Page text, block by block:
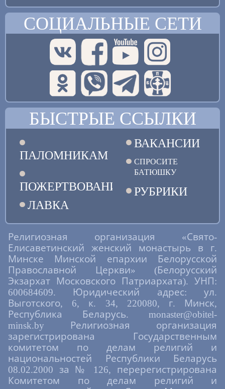
СОЦИАЛЬНЫЕ СЕТИ
БЫСТРЫЕ ССЫЛКИ
ПАЛОМНИКАМ
ПОЖЕРТВОВАНИЯ
ЛАВКА
ВАКАНСИИ
СПРОСИТЕ
БАТЮШКУ
РУБРИКИ
Религиозная организация «Свято-
Елисаветинский женский монастырь в г.
Минске Минской епархии Белорусской
Православной Церкви» (Белорусский
Экзархат Московского Патриархата). УНП:
600684609. Юридический адрес: ул.
Выготского, 6, к. 34, 220080, г. Минск,
Республика Беларусь. monaster@obitel-
minsk.by Религиозная организация
зарегистрирована Государственным
комитетом по делам религий и
национальностей Республики Беларусь
08.02.2000 за № 126, перерегистрирована
Комитетом по делам религий и